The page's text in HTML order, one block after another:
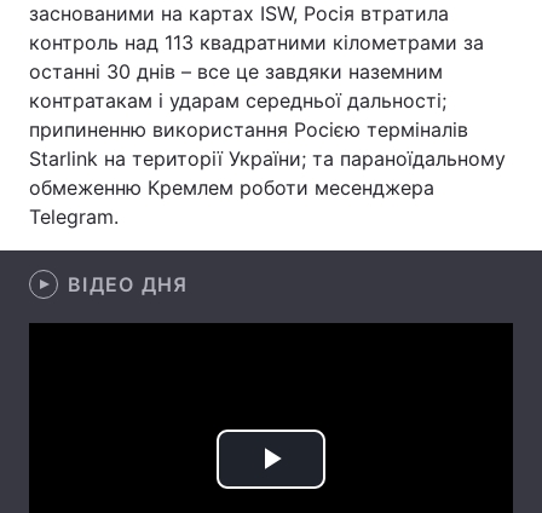
Контакти
заснованими на картах ISW, Росія втратила
контроль над 113 квадратними кілометрами за
останні 30 днів – все це завдяки наземним
контратакам і ударам середньої дальності;
припиненню використання Росією терміналів
Starlink на території України; та параноїдальному
обмеженню Кремлем роботи месенджера
Telegram.
ВІДЕО ДНЯ
Play